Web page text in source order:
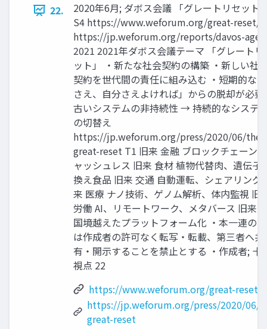
22.
2020年6月; ダボス会議 「グレートリセット
S4 https://www.weforum.org/great-reset/
https://jp.weforum.org/reports/davos-
2021 2021年ダボス会議テーマ 「グレートリ
ット」 ・新たな社会契約の構築 ・新しい社
契約を世代間の責任に組み込む ・短期的な
さえ、自分さえよければ」からの脱却が必要
古いシステムの非持続性 → 持続的なシステ
の切替え
https://jp.weforum.org/press/2020/06/the-
great-reset T1 旧来 金融 ブロックチェーン
ャッシュレス 旧来 食材 植物代替肉、遺伝子
換え食品 旧来 交通 自動運転、シェアリング
来 医療 ナノ技術、ゲノム解析、体内監視 旧
労働 AI、リモートワーク、メタバース 旧来
国境越えたプラットフォーム化 ・本一連の
は作成者の許可なく転写・転載、第三者へ共
有・開示することを禁止とする ・作成者; 十
視点 22
https://www.weforum.org/great-reset/
https://jp.weforum.org/press/2020/06/
great-reset